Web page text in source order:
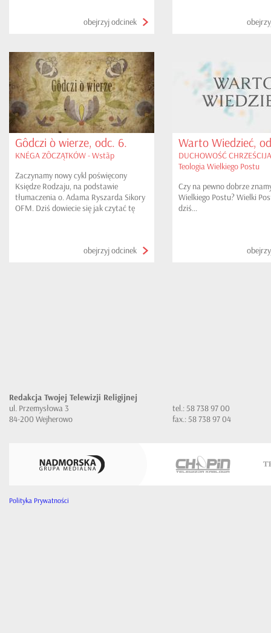
przykościelnych zapałem młodych i
obejrzyj odcinek
Gôdczi ò wierze, odc. 6.
KNÉGA ZÔCZĄTKÓW - Wstãp
Zaczynamy nowy cykl poświęcony
Księdze Rodzaju, na podstawie
tłumaczenia o. Adama Ryszarda Sikory
OFM. Dziś dowiecie się jak czytać tę
obejrzyj odcinek
Warto Wiedzieć,
DUCHOWOŚĆ
Teologia Wielkiego Postu
Czy na pewno dobrze
Wielkiego Postu? Wielki
dziś...
Redakcja Twojej Telewizji Religijnej
ul. Przemysłowa 3
84-200 Wejherowo
tel.: 58 738 97 00
fax.: 58 738 97 04
Polityka Prywatności